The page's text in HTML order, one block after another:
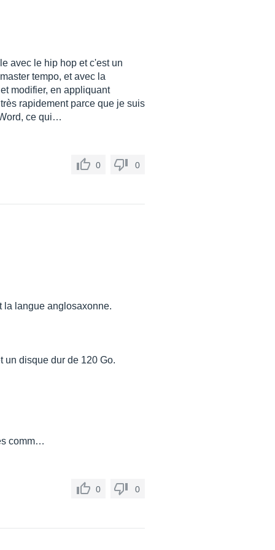
avec le hip hop et c'est un
tempo, et avec la
modifier, en appliquant
rapidement parce que je suis
ce qui…
0 0
la langue anglosaxonne.
un disque dur de 120 Go.
comm…
0 0